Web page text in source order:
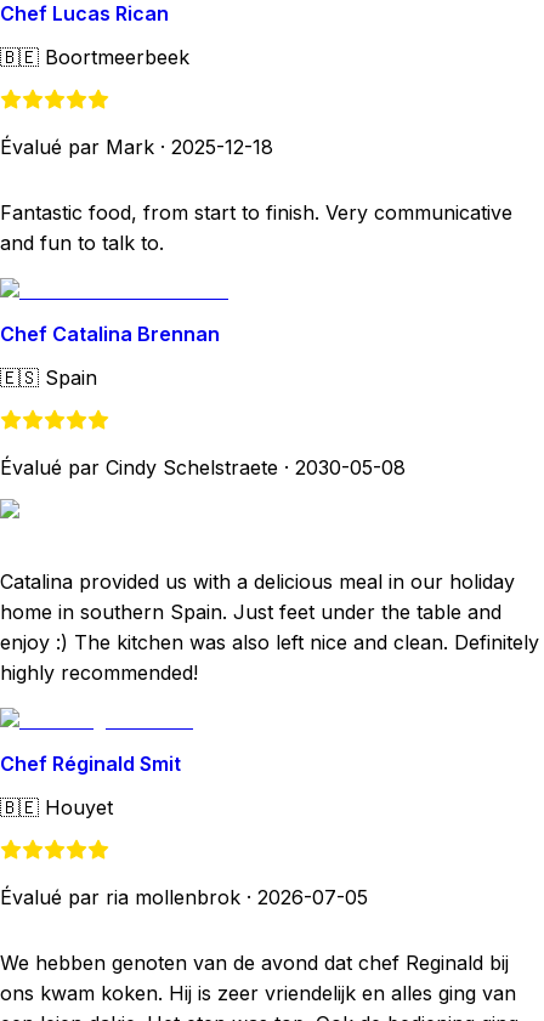
Chef Lucas Rican
🇧🇪 Boortmeerbeek
Évalué par Mark · 2025-12-18
Fantastic food, from start to finish. Very communicative
and fun to talk to.
Chef Catalina Brennan
🇪🇸 Spain
Évalué par Cindy Schelstraete · 2030-05-08
Catalina provided us with a delicious meal in our holiday
home in southern Spain. Just feet under the table and
enjoy :) The kitchen was also left nice and clean. Definitely
highly recommended!
Chef Réginald Smit
🇧🇪 Houyet
Évalué par ria mollenbrok · 2026-07-05
We hebben genoten van de avond dat chef Reginald bij
ons kwam koken. Hij is zeer vriendelijk en alles ging van